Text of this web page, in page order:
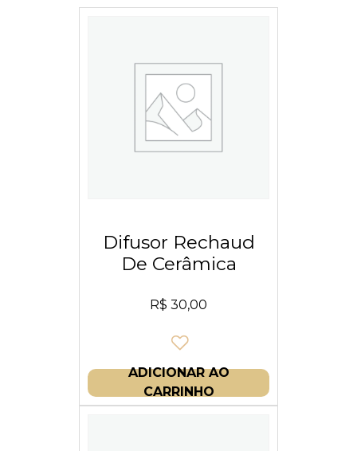
Difusor Rechaud
De Cerâmica
R$ 30,00
ADICIONAR AO
CARRINHO